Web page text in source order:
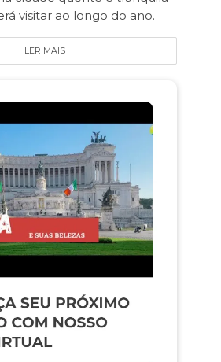
visitar ao longo do ano.
LER MAIS